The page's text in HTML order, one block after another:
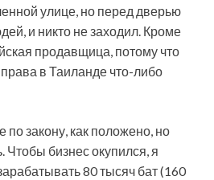
улице, но перед дверью
и никто не заходил. Кроме
продавщица, потому что
в Таиланде что-либо
по закону, как положено, но
Чтобы бизнес окупился, я
80 тысяч бат (160